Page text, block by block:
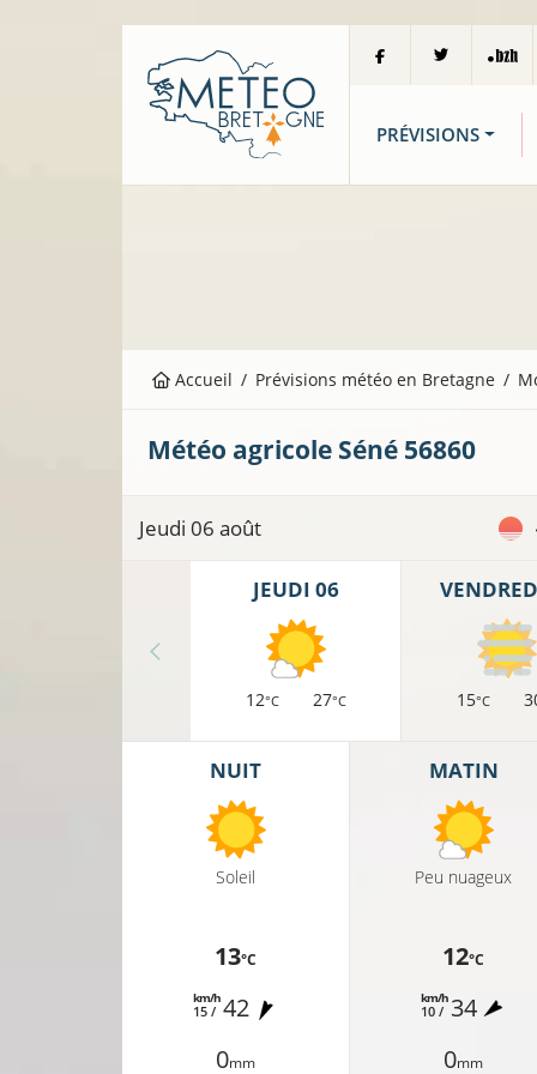
PRÉVISIONS
Accueil Prévisions météo en Bretagne
Météo agricole Séné 56860
Jeudi 06 août
JEUDI 06
12°C 27°C 15°C
NUIT
Soleil
13°C
15 /
km/h42
0mm
MATIN
Peu nuageux
12°C
10 /
km/h 34
0mm